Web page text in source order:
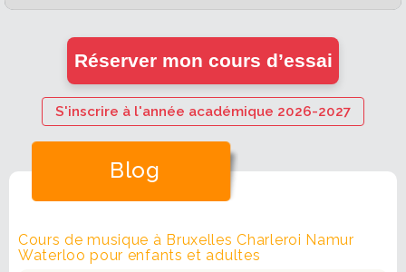
Réserver mon cours d’essai
S'inscrire à l'année académique 2026-2027
Blog
Cours de musique à Bruxelles Charleroi Namur
Waterloo pour enfants et adultes